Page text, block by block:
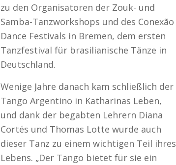
zu den Organisatoren der Zouk- und
Samba-Tanzworkshops und des Conexão
Dance Festivals in Bremen, dem ersten
Tanzfestival für brasilianische Tänze in
Deutschland.
Wenige Jahre danach kam schließlich der
Tango Argentino in Katharinas Leben,
und dank der begabten Lehrern Diana
Cortés und Thomas Lotte wurde auch
dieser Tanz zu einem wichtigen Teil ihres
Lebens. „Der Tango bietet für sie ein